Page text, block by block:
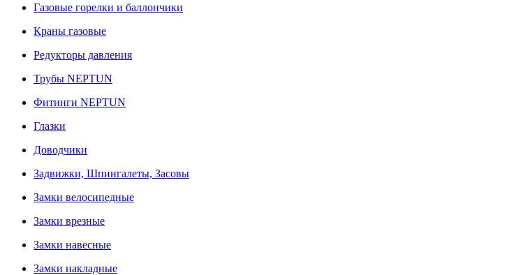
Газовые горелки и баллончики
Краны газовые
Редукторы давления
Трубы NEPTUN
Фитинги NEPTUN
Глазки
Доводчики
Задвижки, Шпингалеты, Засовы
Замки велосипедные
Замки врезные
Замки навесные
Замки накладные